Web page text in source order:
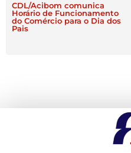
CDL/Acibom comunica
Horário de Funcionamento
do Comércio para o Dia dos
Pais